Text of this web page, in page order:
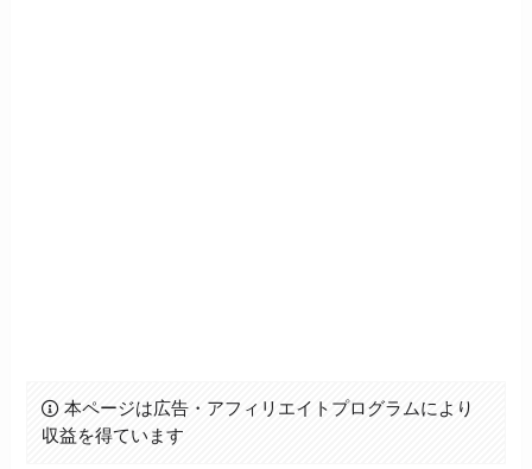
本ページは広告・アフィリエイトプログラムにより
収益を得ています